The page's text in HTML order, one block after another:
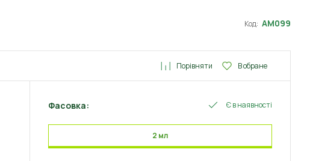
Код: АМ099
Порівняти В обране
Фасовка: Є в наявності
2 мл